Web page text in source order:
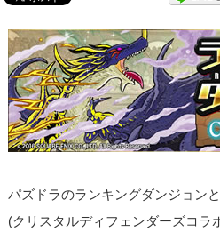
パズドラのランキングダンジョン
(クリスタルディフェンダーズコラ